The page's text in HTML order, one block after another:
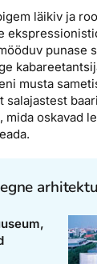
läikiv ja
punase
musta
salajastest
mida oskavad